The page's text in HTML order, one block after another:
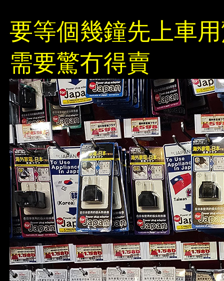
要等個幾鐘先上車
需要驚冇得賣